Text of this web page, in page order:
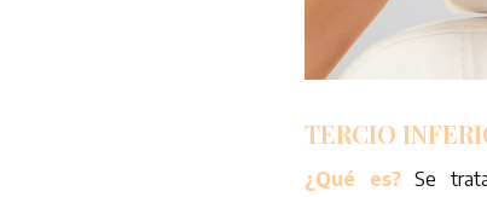
TERCIO
¿Qué es?Se trata